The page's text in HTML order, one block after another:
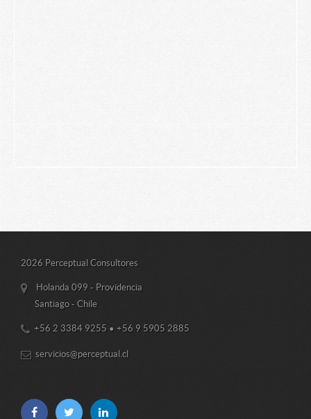
2026 Perceptual Consultores
Holanda 099 - Providencia
Santiago - Chile
+56 2 3384 9255 • +56 9 5905 2885
servicios@perceptual.cl